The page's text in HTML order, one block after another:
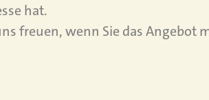
hat.
freuen, wenn Sie das Angebot